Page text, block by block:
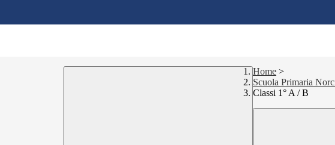
Home >
Scuola Primaria
Classi 1° A / B